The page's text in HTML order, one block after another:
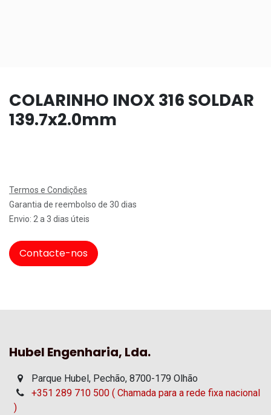
COLARINHO INOX 316 SOLDAR
139.7x2.0mm
Termos e Condições
Garantia de reembolso de 30 dias
Envio: 2 a 3 dias úteis
Contacte-nos
Hubel Engenharia, Lda.
Parque Hubel, Pechão, 8700-179 Olhão
+351 289 710 500 ( Chamada para a rede fixa nacional
)